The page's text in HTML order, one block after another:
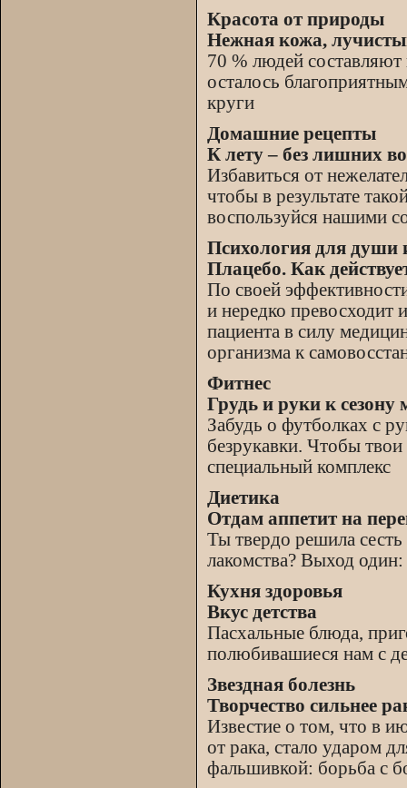
Красота от природы
Нежная кожа,
70 % людей составляют
осталось
круги
Домашние рецепты
К лету – без лишних
Избавиться от
чтобы в результате
воспользуйся нашими
Психология для души
Плацебо. Как
По своей
и нередко превосходит
пациента в силу
организма к
Фитнес
Грудь и руки к сезону
Забудь о футболках с
безрукавки. Чтобы
специальный комплекс
Диетика
Отдам аппетит на
Ты твердо решила сесть
лакомства? Выход
Кухня здоровья
Вкус детства
Пасхальные блюда,
полюбивашиеся нам с
Звездная болезнь
Творчество сильнее
Известие о том, что в
от рака, стало ударом
фальшивкой: борьба с